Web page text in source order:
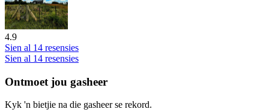
4.9
Sien al 14 resensies
Sien al 14 resensies
Ontmoet jou gasheer
Kyk 'n bietjie na die gasheer se rekord.